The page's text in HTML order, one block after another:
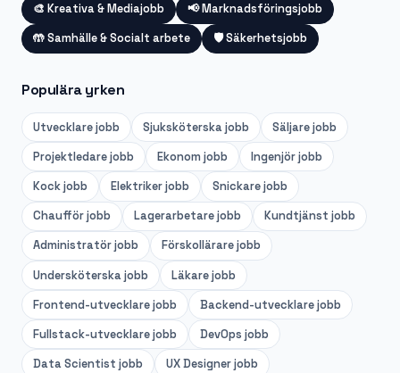
🎨 Kreativa & Mediajobb 📢Marknadsföringsjobb
🤲Samhälle & Socialt arbete 🛡️Säkerhetsjobb
Populära yrken
Utvecklarejobb Sjuksköterskajobb Säljarejobb
Projektledarejobb Ekonom jobb Ingenjörjobb
Kockjobb Elektrikerjobb Snickarejobb
Chaufförjobb Lagerarbetarejobb Kundtjänst jobb
Administratörjobb Förskollärarejobb
Undersköterskajobb Läkarejobb
Frontend-utvecklarejobb Backend-utvecklarejobb
Fullstack-utvecklarejobb DevOps jobb
Data Scientist jobb UX Designerjobb